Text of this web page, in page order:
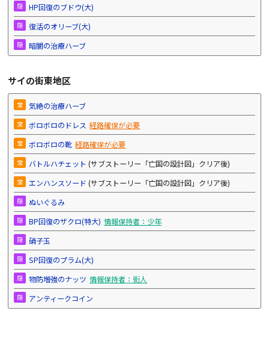
隠 HP回復のブドウ(大)
隠 復活のオリーブ(大)
隠 暗闇の治療ハーブ
サイの街東地区
宝 気絶の治療ハーブ
宝 ボロボロのドレス 経路確保が必要
宝 ボロボロの靴 経路確保が必要
宝 バトルハチェット (サブストーリー「亡国の設計図」クリア後)
宝 エンハンスソード (サブストーリー「亡国の設計図」クリア後)
隠 ぬいぐるみ
隠 BP回復のザクロ(特大) 情報保持者：少年
隠 硝子玉
隠 SP回復のプラム(大)
隠 物防増強のナッツ 情報保持者：街人
隠 アンティークコイン